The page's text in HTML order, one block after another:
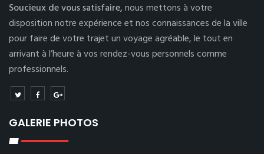
Soucieux de vous satisfaire,nous mettons à votre
disposition notre expérience et nos connaissances de la ville
pour faire de votre trajet un voyage agréable, le tout en
arrivant à l’heure à vos rendez-vous personnels comme
professionnels.
GALERIE PHOTOS